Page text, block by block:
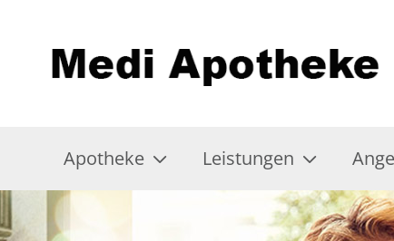
Apotheke Leistungen